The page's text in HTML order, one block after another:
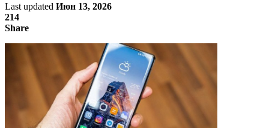
Last updated Июн 13, 2026
214
Share